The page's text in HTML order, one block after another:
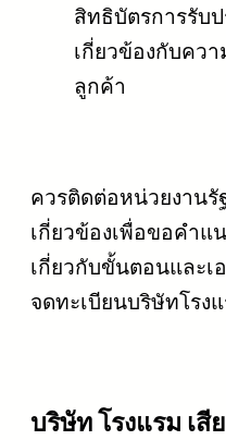
สิทธิบัตรการรับ
เกี่ยวข้องกับคว
ลูกค้า
ควรติดต่อหน่วยงาน
เกี่ยวข้องเพื่อขอคำแ
เกี่ยวกับขั้นตอนและเ
จดทะเบียนบริษัทโรง
บริษัท โรงแรม เสี